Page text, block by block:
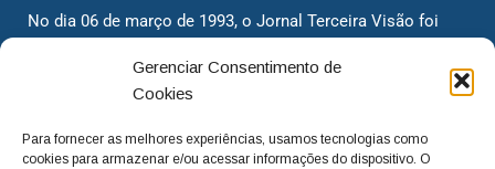
Gerenciar Consentimento de
Cookies
Para fornecer as melhores experiências, usamos tecnologias como
cookies para armazenar e/ou acessar informações do dispositivo. O
No dia 06 de março de 1993, o Jornal Terceira Visão foi
cidadãos valinhenses, já que naquela época só existiam
dois jornais. Há mais de 30 anos, o jornal continua
com o foco de trazer as melhores notícias. Nunca